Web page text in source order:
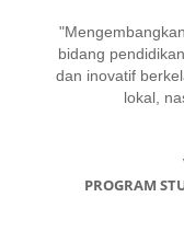
bidang
dan inovatif
lokal,
PROGRAM